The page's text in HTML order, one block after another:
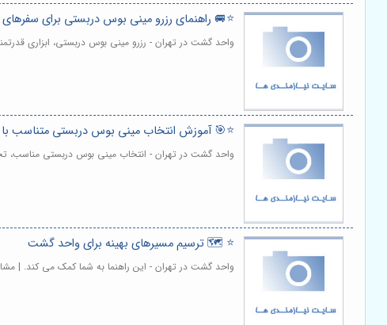
⭐️🚐 راهنمای رزرو مینی بوس دربستی برای
واحد گشت در تهران - رزرو مینی بوس دربستی، ابزاری
⭐️🎯 آموزش انتخاب مینی بوس دربستی متناسب با
واحد گشت در تهران - انتخاب مینی بوس دربستی مناسب،
⭐️ 🗺️ ترسیم مسیرهای بهینه برای واحد گشت
واحد گشت در تهران - این راهنما به شما کمک می کند. |